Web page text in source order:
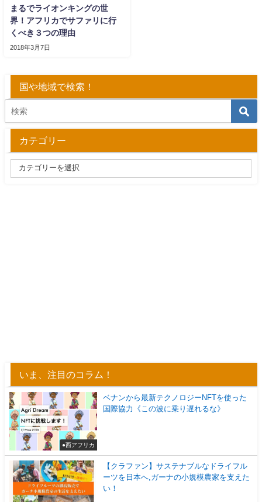
まるでライオンキングの世
界！アフリカでサファリに行
くべき３つの理由
2018年3月7日
国や地域で検索！
カテゴリー
いま、注目のコラム！
●西アフリカ
ベナンから最新テクノロジーNFTを使った
国際協力《この波に乗り遅れるな》
【クラファン】サステナブルなドライフル
ーツを日本へ,ガーナの小規模農家を支えた
い！